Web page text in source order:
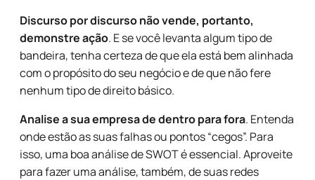
Discurso por discurso não vende, portanto,
demonstre ação. E se você levanta algum tipo de
bandeira, tenha certeza de que ela está bem alinhada
com o propósito do seu negócio e de que não fere
nenhum tipo de direito básico.
Analise a sua empresa de dentro para fora. Entenda
onde estão as suas falhas ou pontos “cegos”. Para
isso, uma boa análise de SWOT é essencial. Aproveite
para fazer uma análise, também, de suas redes